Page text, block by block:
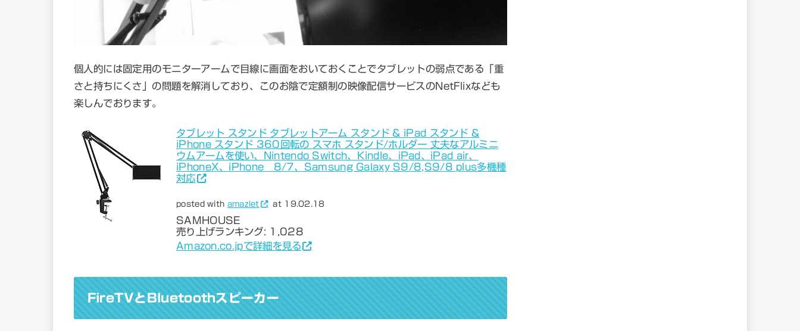
個人的には固定用のモニターアームで目線に画面をおいておくことでタブレットの弱点である「重
さと持ちにくさ」の問題を解消しており、このお陰で定額制の映像配信サービスのNetFlixなども
楽しんでおります。
タブレット スタンド タブレットアーム スタンド & iPad スタンド &
iPhone スタンド 360回転の スマホ スタンド/ホルダー 丈夫なアルミニ
ウムアームを使い、Nintendo Switch、Kindle、iPad、iPad air、
iPhoneX、iPhone 8/7、Samsung Galaxy S9/8,S9/8 plus多機種
対応
posted with amazlet at 19.02.18
SAMHOUSE
売り上げランキング: 1,028
Amazon.co.jpで詳細を見る
FireTVとBluetoothスピーカー